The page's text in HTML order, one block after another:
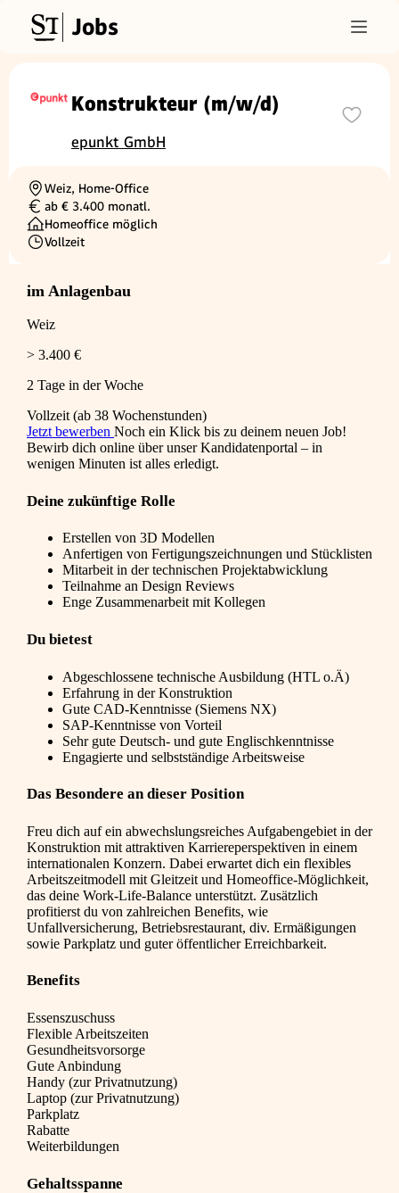
Jobs
Konstrukteur (m/w/d)
epunkt GmbH
Ortschaft
Weiz, Home-Office
Gehalt
ab € 3.400 monatl.
Homeoffice möglich
Beschäftigungsart
Vollzeit
im Anlagenbau
Weiz
> 3.400 €
2 Tage in der Woche
Vollzeit (ab 38 Wochenstunden)
Jetzt bewerben Noch ein Klick bis zu deinem neuen Job!
Bewirb dich online über unser Kandidatenportal – in
wenigen Minuten ist alles erledigt.
Deine zukünftige Rolle
Erstellen von 3D Modellen
Anfertigen von Fertigungszeichnungen und Stücklisten
Mitarbeit in der technischen Projektabwicklung
Teilnahme an Design Reviews
Enge Zusammenarbeit mit Kollegen
Du bietest
Abgeschlossene technische Ausbildung (HTL o.Ä)
Erfahrung in der Konstruktion
Gute CAD-Kenntnisse (Siemens NX)
SAP-Kenntnisse von Vorteil
Sehr gute Deutsch- und gute Englischkenntnisse
Engagierte und selbstständige Arbeitsweise
Das Besondere an dieser Position
Freu dich auf ein abwechslungsreiches Aufgabengebiet in der
Konstruktion mit attraktiven Karriereperspektiven in einem
internationalen Konzern. Dabei erwartet dich ein flexibles
Arbeitszeitmodell mit Gleitzeit und Homeoffice-Möglichkeit,
das deine Work-Life-Balance unterstützt. Zusätzlich
profitierst du von zahlreichen Benefits, wie
Unfallversicherung, Betriebsrestaurant, div. Ermäßigungen
sowie Parkplatz und guter öffentlicher Erreichbarkeit.
Benefits
Essenszuschuss
Flexible Arbeitszeiten
Gesundheitsvorsorge
Gute Anbindung
Handy (zur Privatnutzung)
Laptop (zur Privatnutzung)
Parkplatz
Rabatte
Weiterbildungen
Gehaltsspanne